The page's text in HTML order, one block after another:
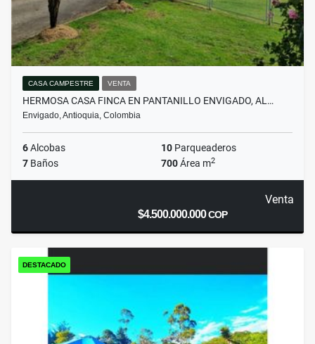
CASA CAMPESTRE VENTA
HERMOSA CASA FINCA EN PANTANILLO ENVIGADO, AL…
Envigado, Antioquia, Colombia
6Alcobas 10 Parqueaderos
7 Baños 700Área m2
Venta
$4.500.000.000COP
DESTACADO